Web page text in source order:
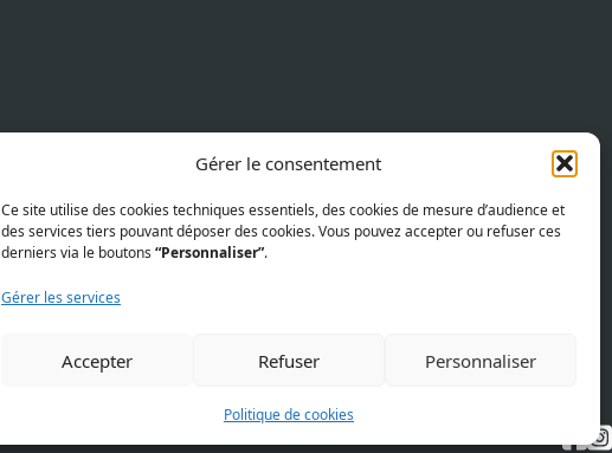
Gérer le consentement
Ce site utilise des cookies techniques essentiels, des cookies de mesure d’audience et
des services tiers pouvant déposer des cookies. Vous pouvez accepter ou refuser ces
derniers via le boutons “Personnaliser”.
Gérer les services
Accepter Refuser Personnaliser
Politique de cookies